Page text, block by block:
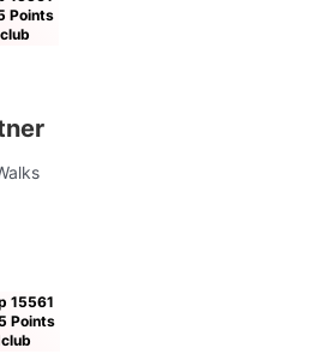
Points
15561
Points